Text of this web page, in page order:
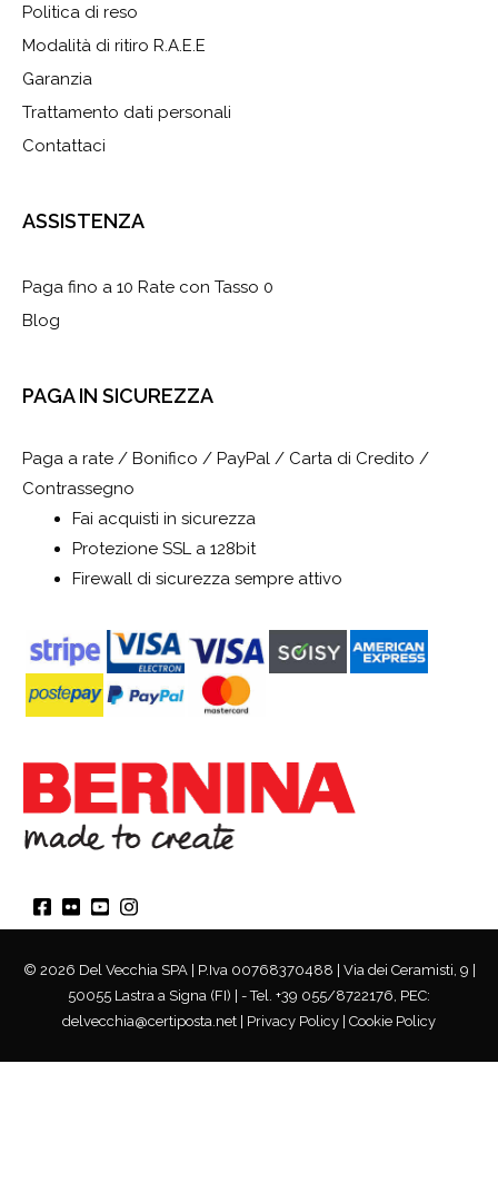
Politica di reso
Modalità di ritiro R.A.E.E
Garanzia
Trattamento dati personali
Contattaci
ASSISTENZA
Paga fino a 10 Rate con Tasso 0
Blog
PAGA IN SICUREZZA
Paga a rate / Bonifico / PayPal / Carta di Credito /
Contrassegno
Fai acquisti in sicurezza
Protezione SSL a 128bit
Firewall di sicurezza sempre attivo
© 2026 Del Vecchia SPA | P.Iva 00768370488 | Via dei Ceramisti, 9 |
50055 Lastra a Signa (FI) | - Tel. +39 055/8722176, PEC:
delvecchia@certiposta.net | Privacy Policy Cookie Policy